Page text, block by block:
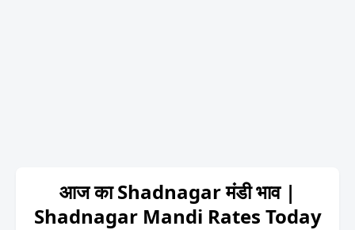
आज का Shadnagar मंडी भाव |
Shadnagar Mandi Rates Today